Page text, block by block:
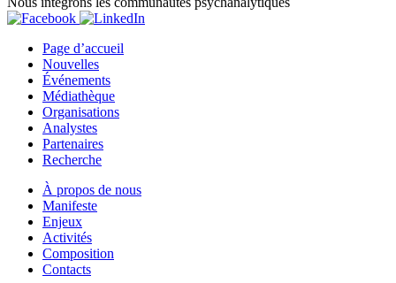
Page d’accueil
Nouvelles
Événements
Médiathèque
Organisations
Analystes
Partenaires
Recherche
À propos de nous
Manifeste
Enjeux
Activités
Composition
Contacts